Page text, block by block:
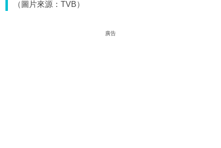
（圖片來源：TVB）
廣告